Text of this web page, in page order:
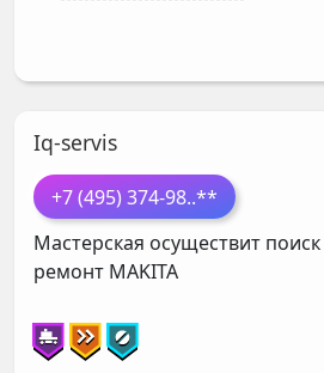
Iq-servis
+7 (495) 374-98..**
Мастерская осуществит
ремонт MAKITA